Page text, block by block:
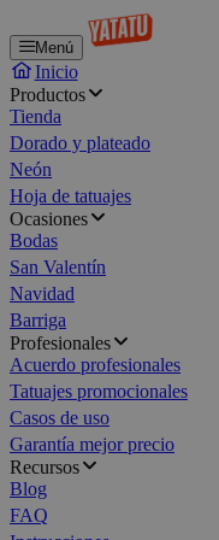
Menú
Inicio
Productos
Tienda
Dorado y plateado
Neón
Hoja de tatuajes
Ocasiones
Bodas
San Valentín
Navidad
Barriga
Profesionales
Acuerdo profesionales
Tatuajes promocionales
Casos de uso
Garantía mejor precio
Recursos
Blog
FAQ